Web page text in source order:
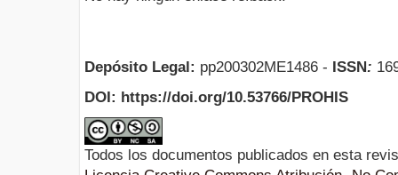
Depósito Legal: pp200302ME1486 - ISSN:
DOI: https://doi.org/10.53766/PROHIS
Todos los documentos publicados en esta